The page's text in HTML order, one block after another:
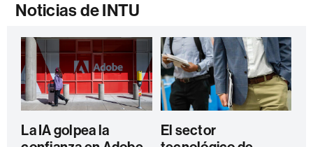
Noticias de INTU
La IA golpea la
El sector